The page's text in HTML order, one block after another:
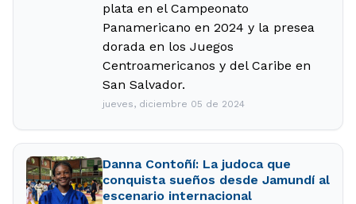
plata en el Campeonato
Panamericano en 2024 y la presea
dorada en los Juegos
Centroamericanos y del Caribe en
San Salvador.
jueves, diciembre 05 de 2024
Danna Contoñí: La judoca que
conquista sueños desde Jamundí al
escenario internacional